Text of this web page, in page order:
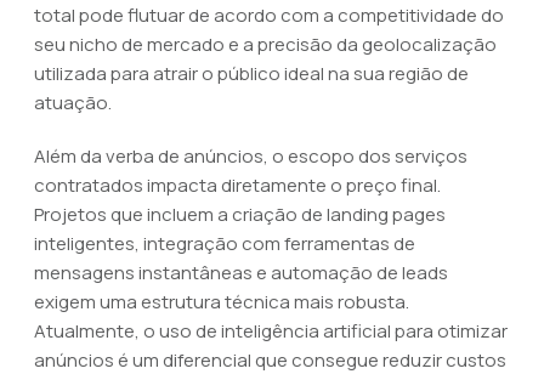
total pode flutuar de acordo com a competitividade do
seu nicho de mercado e a precisão da geolocalização
utilizada para atrair o público ideal na sua região de
atuação.
Além da verba de anúncios, o escopo dos serviços
contratados impacta diretamente o preço final.
Projetos que incluem a criação de landing pages
inteligentes, integração com ferramentas de
mensagens instantâneas e automação de leads
exigem uma estrutura técnica mais robusta.
Atualmente, o uso de inteligência artificial para otimizar
anúncios é um diferencial que consegue reduzir custos